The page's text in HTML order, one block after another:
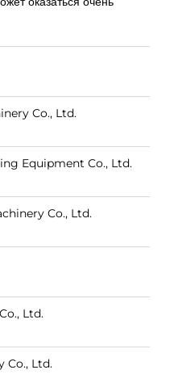
Co., Ltd.
Equipment Co., Ltd.
Co., Ltd.
Ltd.
Co., Ltd.